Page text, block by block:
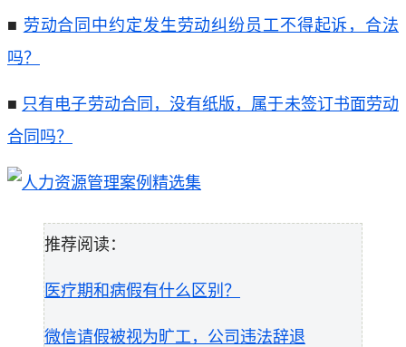
■ 劳动合同中约定发生劳动纠纷员工不得起诉，合法
吗？
■ 只有电子劳动合同，没有纸版，属于未签订书面劳动
合同吗？
推荐阅读：
医疗期和病假有什么区别？
微信请假被视为旷工，公司违法辞退